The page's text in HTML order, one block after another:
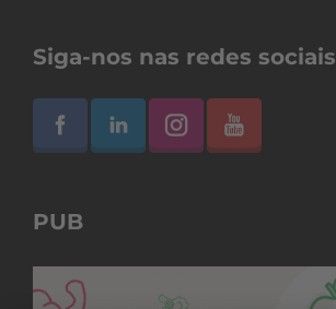
Siga-nos nas redes sociais
PUB